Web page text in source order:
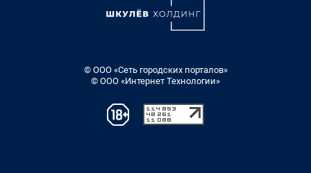
© ООО «Сеть городских порталов»
© ООО «Интернет Технологии»